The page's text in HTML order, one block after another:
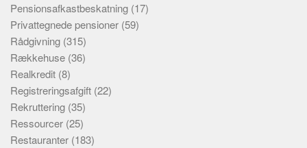
Pensionsafkastbeskatning (17)
Privattegnede pensioner (59)
Rådgivning (315)
Rækkehuse (36)
Realkredit (8)
Registreringsafgift (22)
Rekruttering (35)
Ressourcer (25)
Restauranter (183)